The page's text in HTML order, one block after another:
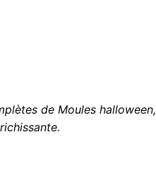
de Moules halloween,